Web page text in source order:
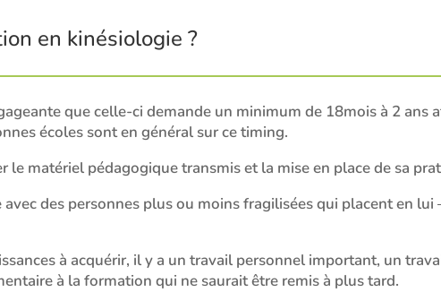
en kinésiologie ?
que celle-ci demande un minimum de 18mois à 2 ans
écoles sont en général sur ce timing.
le matériel pédagogique transmis et la mise en place de sa
des personnes plus ou moins fragilisées qui placent en
à acquérir, il y a un travail personnel important, un
à la formation qui ne saurait être remis à plus tard.